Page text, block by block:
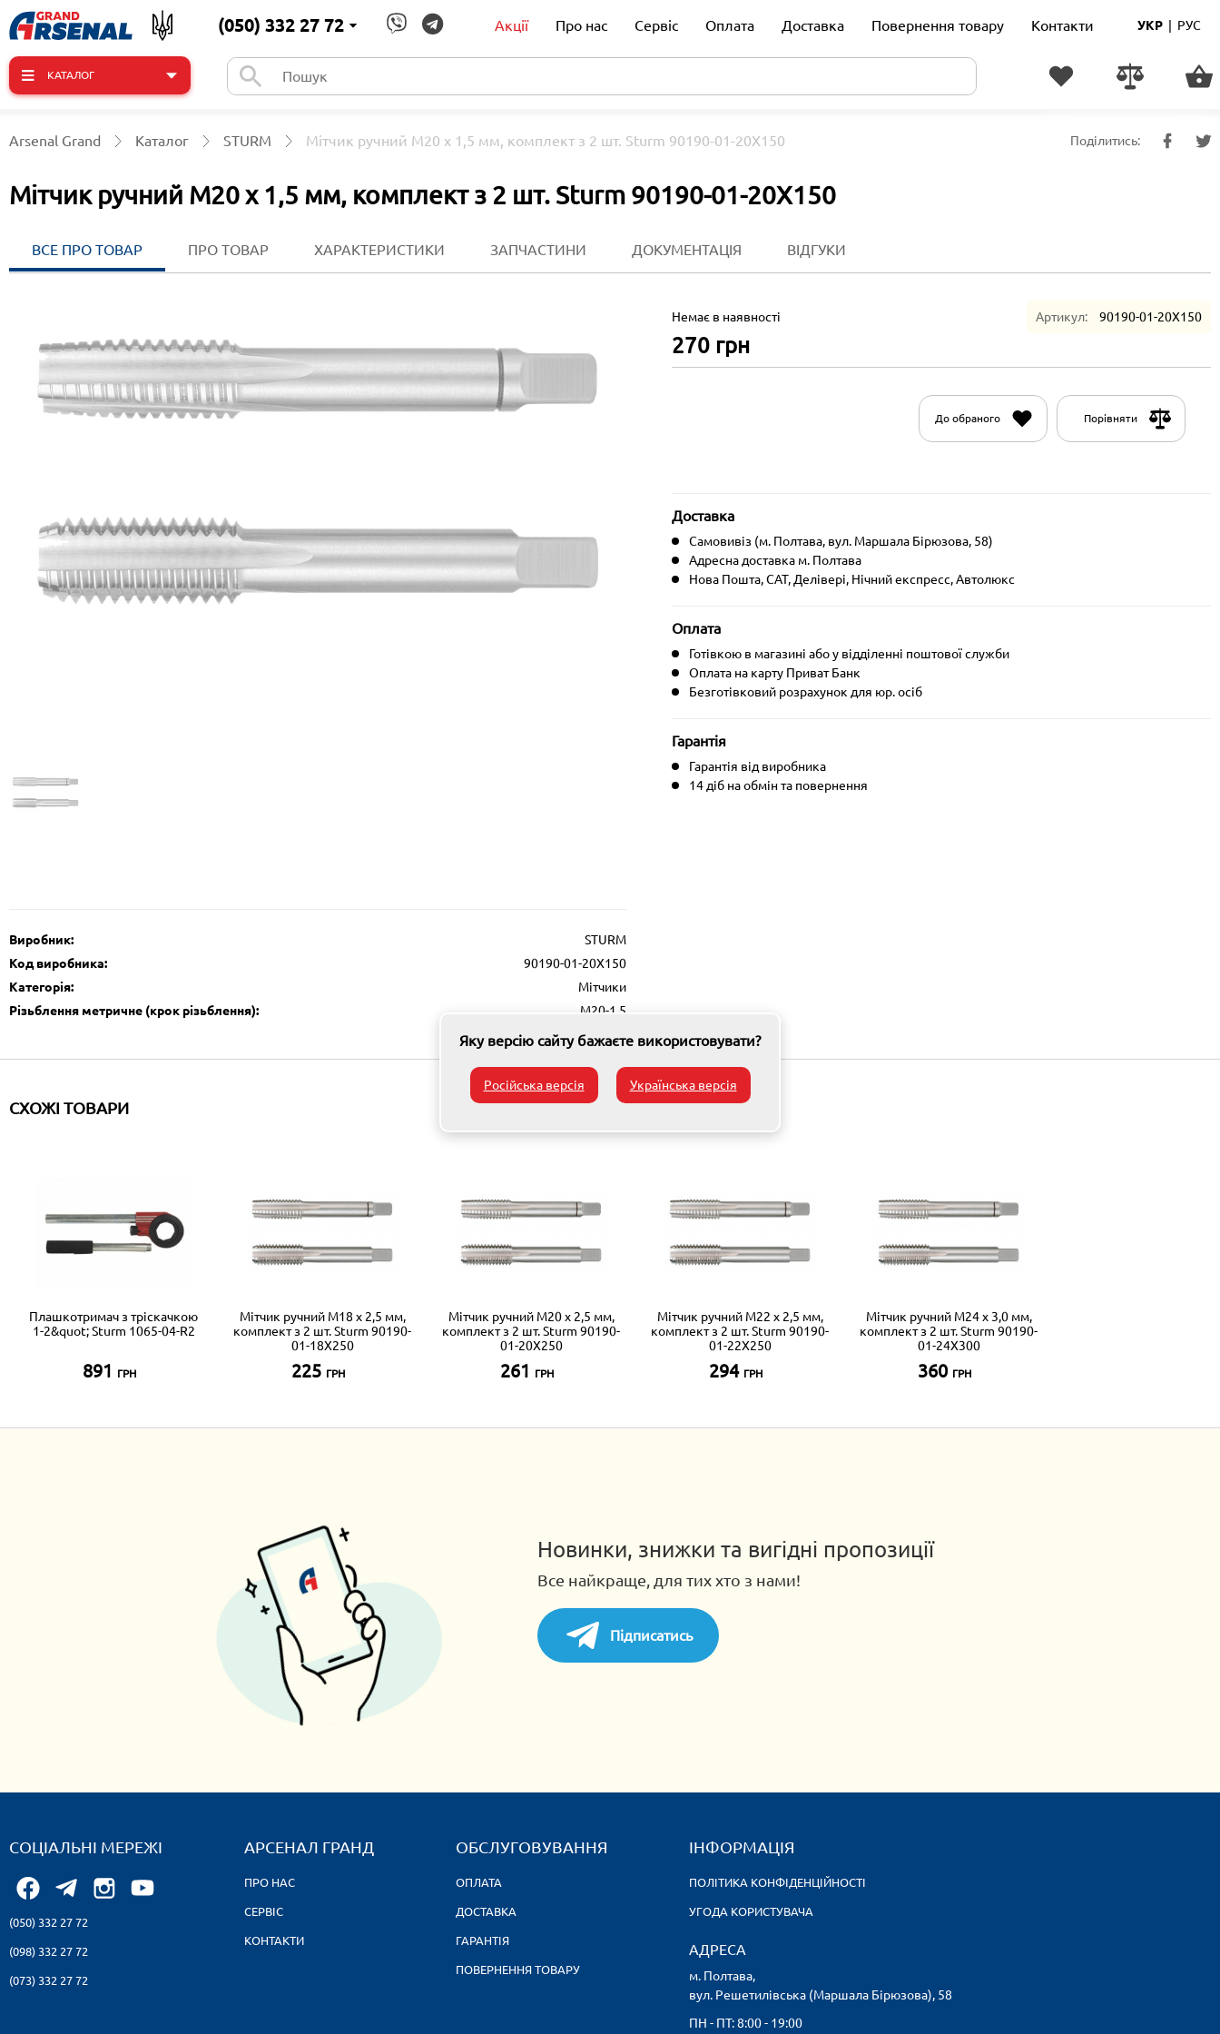
Яку версію сайту бажаєте використовувати?
Російська версія Українська версія
(050) 332 27 72 Акції Про нас Сервіс Оплата Доставка Повернення товару Контакти УКР | РУС
КАТАЛОГ
Arsenal Grand Каталог STURM Мітчик ручний М20 х 1,5 мм, комплект з 2 шт. Sturm 90190-01-20X150 Поділитись:
Мітчик ручний М20 х 1,5 мм, комплект з 2 шт. Sturm 90190-01-20X150
ВСЕ ПРО ТОВАР ПРО ТОВАР ХАРАКТЕРИСТИКИ ЗАПЧАСТИНИ ДОКУМЕНТАЦІЯ ВІДГУКИ
Виробник:
STURM
Код виробника:
90190-01-20X150
Категорія:
Мітчики
Різьблення метричне (крок різьблення):
M20-1,5
Артикул: 90190-01-20X150
Немає в наявності
270 грн
До обраного Порівняти
Доставка
Самовивіз (м. Полтава, вул. Маршала Бірюзова, 58)
Адресна доставка м. Полтава
Нова Пошта, CAT, Делівері, Нічний експресс, Автолюкс
Оплата
Готівкою в магазині або у відділенні поштової служби
Оплата на карту Приват Банк
Безготівковий розрахунок для юр. осіб
Гарантія
Гарантія від виробника
14 діб на обмін та повернення
СХОЖІ ТОВАРИ
Плашкотримач з тріскачкою
1-2&quot; Sturm 1065-04-R2
891 ГРН
Мітчик ручний М18 х 2,5 мм,
комплект з 2 шт. Sturm 90190-
01-18X250
225 ГРН
Мітчик ручний М20 х 2,5 мм,
комплект з 2 шт. Sturm 90190-
01-20X250
261 ГРН
Мітчик ручний М22 х 2,5 мм,
комплект з 2 шт. Sturm 90190-
01-22X250
294 ГРН
Мітчик ручний М24 х 3,0 мм,
комплект з 2 шт. Sturm 90190-
01-24X300
360 ГРН
Новинки, знижки та вигідні пропозиції
Все найкраще, для тих хто з нами!
Підписатись
СОЦІАЛЬНІ МЕРЕЖІ
(050) 332 27 72
(098) 332 27 72
(073) 332 27 72
АРСЕНАЛ ГРАНД
ПРО НАС
СЕРВІС
КОНТАКТИ
ОБСЛУГОВУВАННЯ
ОПЛАТА
ДОСТАВКА
ГАРАНТІЯ
ПОВЕРНЕННЯ ТОВАРУ
ІНФОРМАЦІЯ
ПОЛІТИКА КОНФІДЕНЦІЙНОСТІ
УГОДА КОРИСТУВАЧА
АДРЕСА
м. Полтава,
вул. Решетилівська (Маршала Бірюзова), 58
ПН - ПТ: 8:00 - 19:00